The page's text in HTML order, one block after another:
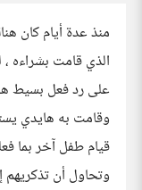
منذ عدة أيام كان
الذي قامت بشراءه
على رد فعل بسيط
وقامت به هايدي
قيام طفل آخر بما
وتحاول أن تذكريهم